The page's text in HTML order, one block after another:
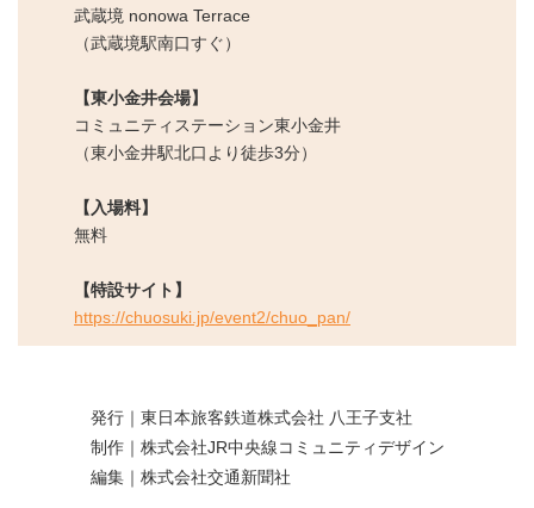
武蔵境 nonowa Terrace
（武蔵境駅南口すぐ）
【東小金井会場】
コミュニティステーション東小金井
（東小金井駅北口より徒歩3分）
【入場料】
無料
【特設サイト】
https://chuosuki.jp/event2/chuo_pan/
発⾏｜東日本旅客鉄道株式会社 八王子支社
制作｜株式会社JR中央線コミュニティデザイン
編集｜株式会社交通新聞社